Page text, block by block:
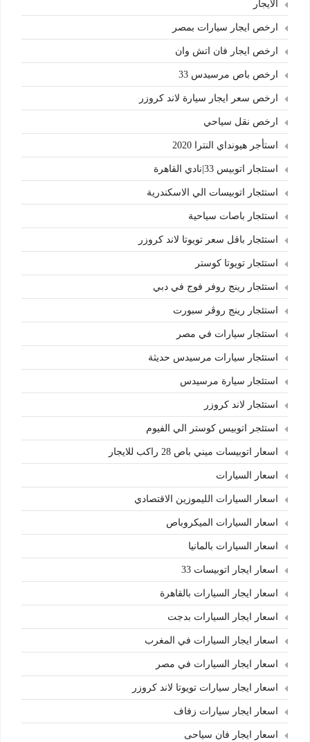
الايجار
ارخص ايجار سيارات بمصر
ارخص ايجار فان اتش وان
ارخص باص مرسيدس 33
ارخص سعر ايجار سيارة لاند كروزر
ارخص نقل سياحي
استأجر هيونداي النترا 2020
استئجار اتوبيس 33|نادي القاهرة
استئجار اتوبيسات الي الاسكندرية
استئجار باصات سياحية
استئجار باقل سعر تويوتا لاند كروزر
استئجار تويوتا كوستر
استئجار رينج روفر فوج في دبي
استئجار رينج روڤر سبورت
استئجار سيارات في مصر
استئجار سيارات مرسيدس حديثة
استئجار سيارة مرسيدس
استئجار لاند كروزر
استئجر اتوبيس كوستر الي الفيوم
اسعار اتوبيسات ميني باص 28 راكب للايجار
اسعار السيارات
اسعار السيارات الليموزين الاقتصادي
اسعار السيارات الميكروباص
اسعار السيارات بالمانيا
اسعار ايجار اتوبيسات 33
اسعار ايجار السيارات بالقاهرة
اسعار ايجار السيارات بدجت
اسعار ايجار السيارات في المغرب
اسعار ايجار السيارات في مصر
اسعار ايجار سيارات تويوتا لاند كروزر
اسعار ايجار سيارات زفاف
اسعار ايجار فان سياحى